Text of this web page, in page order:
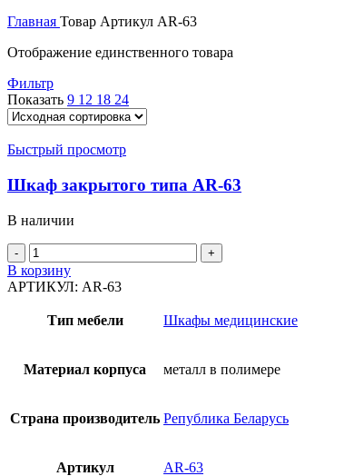
Главная Товар Артикул AR-63
Отображение единственного товара
Фильтр
Показать 9 12 18 24
Быстрый просмотр
Шкаф закрытого типа AR-63
В наличии
В корзину
АРТИКУЛ: AR-63
Тип мебели Шкафы медицинские
Материал корпуса металл в полимере
Страна производитель Република Беларусь
Артикул AR-63